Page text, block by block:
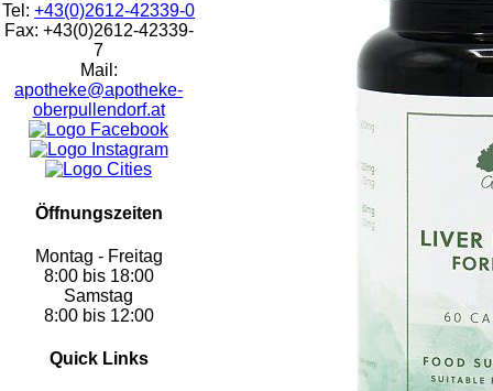
Tel:+43(0)2612-42339-0
Fax: +43(0)2612-42339-
7
Mail:
apotheke@apotheke-
oberpullendorf.at
Öffnungszeiten
Montag - Freitag
8:00 bis 18:00
Samstag
8:00 bis 12:00
Quick Links